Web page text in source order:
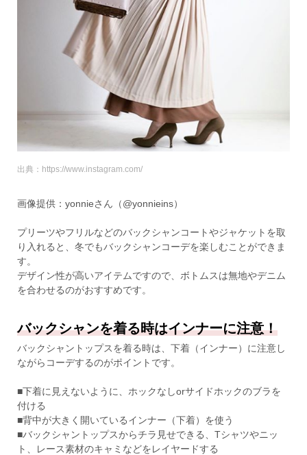
出典：https://www.instagram.com/
画像提供：yonnieさん（@yonnieins）
プリーツやフリルなどのバックシャンコートやジャケットを取
り入れると、冬でもバックシャンコーデを楽しむことができま
す。
デザイン性が高いアイテムですので、ボトムスは無地やデニム
を合わせるのがおすすめです。
バックシャンを着る時はインナーに注意！
バックシャントップスを着る時は、下着（インナー）に注意し
ながらコーデするのがポイントです。
■下着に見えないように、ホックなしorサイドホックのブラを
付ける
■背中が大きく開いているインナー（下着）を使う
■バックシャントップスからチラ見せできる、Tシャツやニッ
ト、レース素材のキャミなどをレイヤードする